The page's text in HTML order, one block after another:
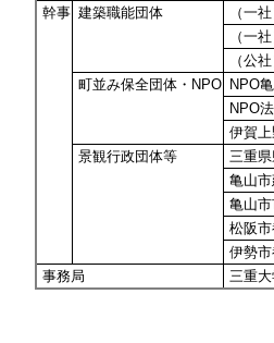
幹事 建築職能団体
（一
（一
（公
町並み保全団体・NPO NPO
NPO
伊賀
景観行政団体等
三重
亀山
亀山
松阪
伊勢
事務局
三重